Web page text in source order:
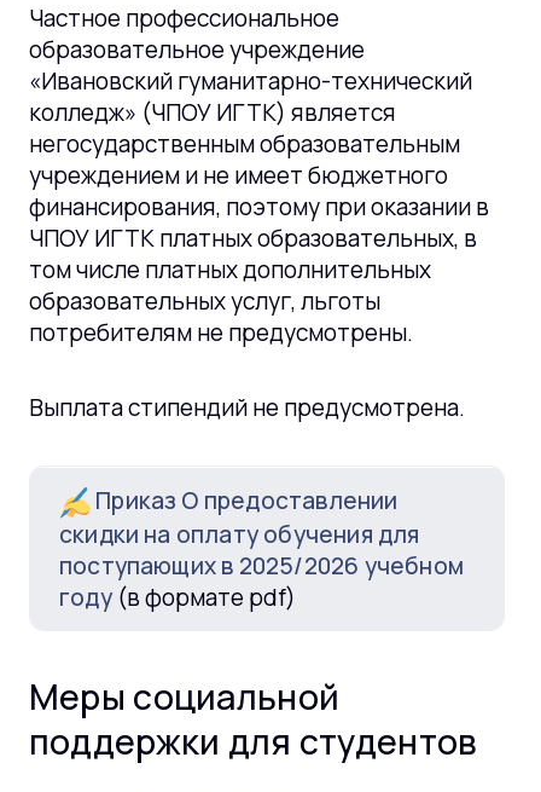
Частное профессиональное
образовательное учреждение
«Ивановский гуманитарно-технический
колледж» (ЧПОУ ИГТК) является
негосударственным образовательным
учреждением и не имеет бюджетного
финансирования, поэтому при оказании в
ЧПОУ ИГТК платных образовательных, в
том числе платных дополнительных
образовательных услуг, льготы
потребителям не предусмотрены.
Выплата стипендий не предусмотрена.
Приказ О предоставлении
скидки на оплату обучения для
поступающих в 2025/2026 учебном
году(в формате pdf)
Меры социальной
поддержки для студентов